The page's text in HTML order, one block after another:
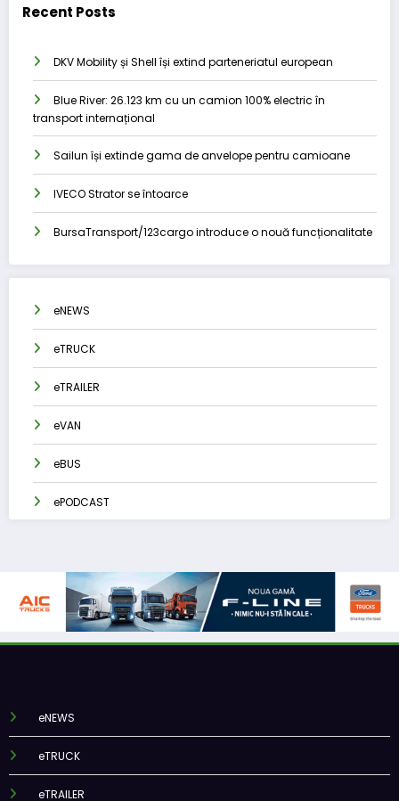
Recent Posts
DKV Mobility și Shell își extind parteneriatul european
Blue River: 26.123 km cu un camion 100% electric în
transport internațional
Sailun își extinde gama de anvelope pentru camioane
IVECO Strator se întoarce
BursaTransport/123cargo introduce o nouă funcționalitate
eNEWS
eTRUCK
eTRAILER
eVAN
eBUS
ePODCAST
eNEWS
eTRUCK
eTRAILER